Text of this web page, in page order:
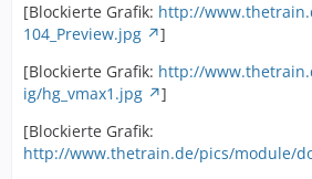
[Blockierte Grafik: http://
104_Preview.jpg
]
[Blockierte Grafik: http://
ig/hg_vmax1.jpg
]
[Blockierte Grafik:
http://www.thetrain.de/pics/module/